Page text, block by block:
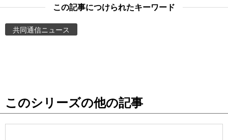
Images
People
公式SNS
この記事につけられたキーワード
共同通信ニュース
このシリーズの他の記事